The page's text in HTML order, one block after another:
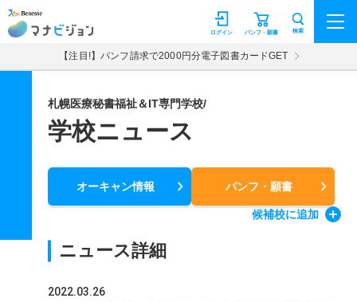
マナビジョン パンフ・願書
ログイン 検索
【注目!】パンフ請求で2000円分電子図書カードGET
札幌医療秘書福祉＆IT専門学校/
学校ニュース
オーキャン情報 パンフ・願書
候補校に追加
ニュース詳細
2022.03.26